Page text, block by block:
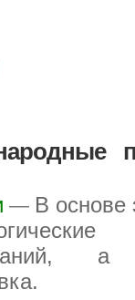
— В основе